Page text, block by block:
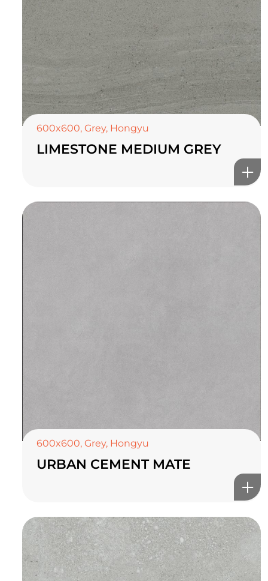
600x600, Grey, Hongyu
LIMESTONE MEDIUM GREY
600x600, Grey, Hongyu
URBAN CEMENT MATE
мэдрэмжийг таны орчинд
онлайн туслах
©2025 Top ceramics llc, All Rights Reserved.
Themeforest Premium WordPress Theme.